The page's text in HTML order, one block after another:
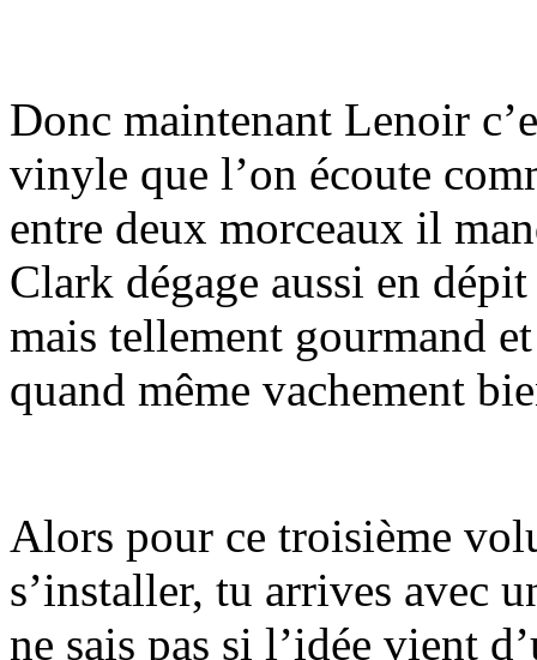
Donc maintenant Lenoir
vinyle que l’on écoute
entre deux morceaux il
Clark dégage aussi en
mais tellement gourmand
quand même vachement
Alors pour ce troisième
s’installer, tu arrives avec
ne sais pas si l’idée vient